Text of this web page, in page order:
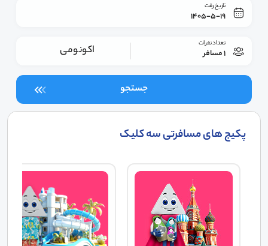
تاریخ رفت
1405-5-19
تعداد نفرات
1 مسافر اکونومی
جستجو
پکیج های مسافرتی سه کلیک